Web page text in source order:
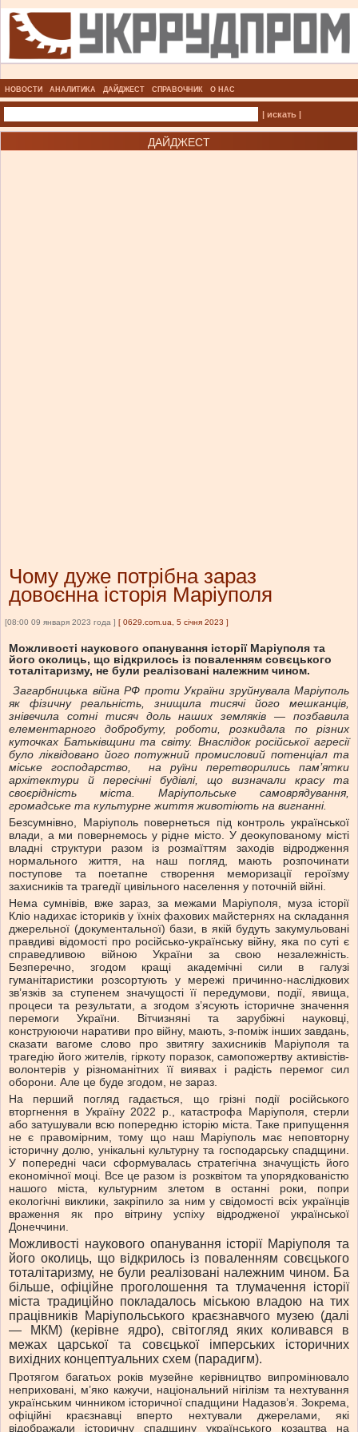
НОВОСТИ АНАЛИТИКА ДАЙДЖЕСТ СПРАВОЧНИК О НАС
| искать |
ДАЙДЖЕСТ
Чому дуже потрібна зараз
довоєнна історія Маріуполя
[08:00 09 января 2023 года ] [ 0629.com.ua, 5 січня 2023 ]
Можливості наукового опанування історії Маріуполя та
його околиць, що відкрилось із поваленням совєцького
тоталітаризму, не були реалізовані належним чином.
Загарбницька війна РФ проти України зруйнувала Маріуполь
як фізичну реальність, знищила тисячі його мешканців,
знівечила сотні тисяч доль наших земляків — позбавила
елементарного добробуту, роботи, розкидала по різних
куточках Батьківщини та світу. Внаслідок російської агресії
було ліквідовано його потужний промисловий потенціал та
міське господарство, на руїни перетворились пам’ятки
архітектури й пересічні будівлі, що визначали красу та
своєрідність міста. Маріупольське самоврядування,
громадське та культурне життя животіють на вигнанні.
Безсумнівно, Маріуполь повернеться під контроль української
влади, а ми повернемось у рідне місто. У деокупованому місті
владні структури разом із розмаїттям заходів відродження
нормального життя, на наш погляд, мають розпочинати
поступове та поетапне створення меморизації героїзму
захисників та трагедії цивільного населення у поточній війні.
Нема сумнівів, вже зараз, за межами Маріуполя, муза історії
Кліо надихає істориків у їхніх фахових майстернях на складання
джерельної (документальної) бази, в якій будуть закумульовані
правдиві відомості про російсько-українську війну, яка по суті є
справедливою війною України за свою незалежність.
Безперечно, згодом кращі академічні сили в галузі
гуманітаристики розсортують у мережі причинно-наслідкових
зв’язків за ступенем значущості її передумови, події, явища,
процеси та результати, а згодом з’ясують історичне значення
перемоги України. Вітчизняні та зарубіжні науковці,
конструюючи наративи про війну, мають, з-поміж інших завдань,
сказати вагоме слово про звитягу захисників Маріуполя та
трагедію його жителів, гіркоту поразок, самопожертву активістів-
волонтерів у різноманітних її виявах і радість перемог сил
оборони. Але це буде згодом, не зараз.
На перший погляд гадається, що грізні події російського
вторгнення в Україну 2022 р., катастрофа Маріуполя, стерли
або затушували всю попередню історію міста. Таке припущення
не є правомірним, тому що наш Маріуполь має неповторну
історичну долю, унікальні культурну та господарську спадщини.
У попередні часи сформувалась стратегічна значущість його
економічної моці. Все це разом із розквітом та упорядкованістю
нашого міста, культурним злетом в останні роки, попри
екологічні виклики, закріпило за ним у свідомості всіх українців
враження як про вітрину успіху відродженої української
Донеччини.
Можливості наукового опанування історії Маріуполя та
його околиць, що відкрилось із поваленням совєцького
тоталітаризму, не були реалізовані належним чином. Ба
більше, офіційне проголошення та тлумачення історії
міста традиційно покладалось міською владою на тих
працівників Маріупольського краєзнавчого музею (далі
— МКМ) (керівне ядро), світогляд яких коливався в
межах царської та совєцької імперських історичних
вихідних концептуальних схем (парадигм).
Протягом багатьох років музейне керівництво випромінювало
неприховані, м’яко кажучи, національний нігілізм та нехтування
українським чинником історичної спадщини Надазов’я. Зокрема,
офіційні краєзнавці вперто нехтували джерелами, які
відображали історичну спадщину українського козацтва на